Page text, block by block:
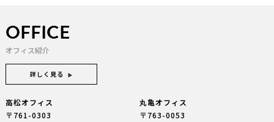
OFFICE
オフィス紹介
詳しく見る
高松オフィス
〒761-0303
丸亀オフィス
〒763-0053